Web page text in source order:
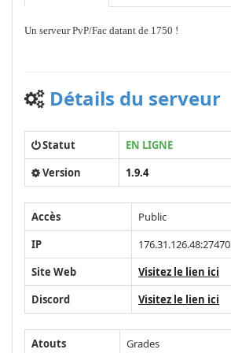
Un serveur PvP/Fac datant de 1750 !
Détails du serveur
Statut
EN LIGNE
Version
1.9.4
Accès
Public
IP
176.31.126.48:27470
Site Web
Visitez le lien ici
Discord
Visitez le lien ici
Atouts
Grades